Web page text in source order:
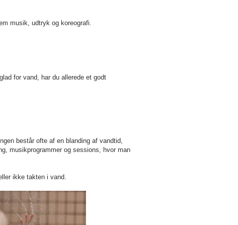
musik, udtryk og koreografi.
for vand, har du allerede et godt
består ofte af en blanding af vandtid,
musikprogrammer og sessions, hvor man
ikke takten i vand.